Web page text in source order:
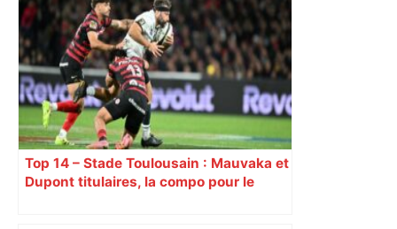
Top 14 – Stade Toulousain : Mauvaka et
Dupont titulaires, la compo pour le